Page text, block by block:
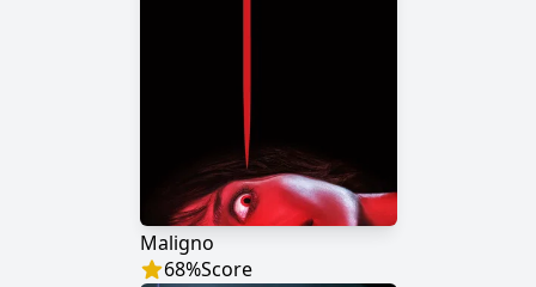
Maligno
68%Score